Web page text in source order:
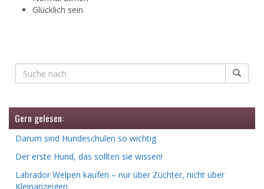
Glücklich sein
Gern gelesen:
Darum sind Hundeschulen so wichtig
Der erste Hund, das sollten sie wissen!
Labrador Welpen kaufen – nur über Züchter, nicht über
Kleinanzeigen